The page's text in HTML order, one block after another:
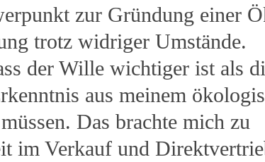
zur Gründung einer
trotz widriger Umstände.
der Wille wichtiger ist als
aus meinem
Das brachte mich zu
im Verkauf und